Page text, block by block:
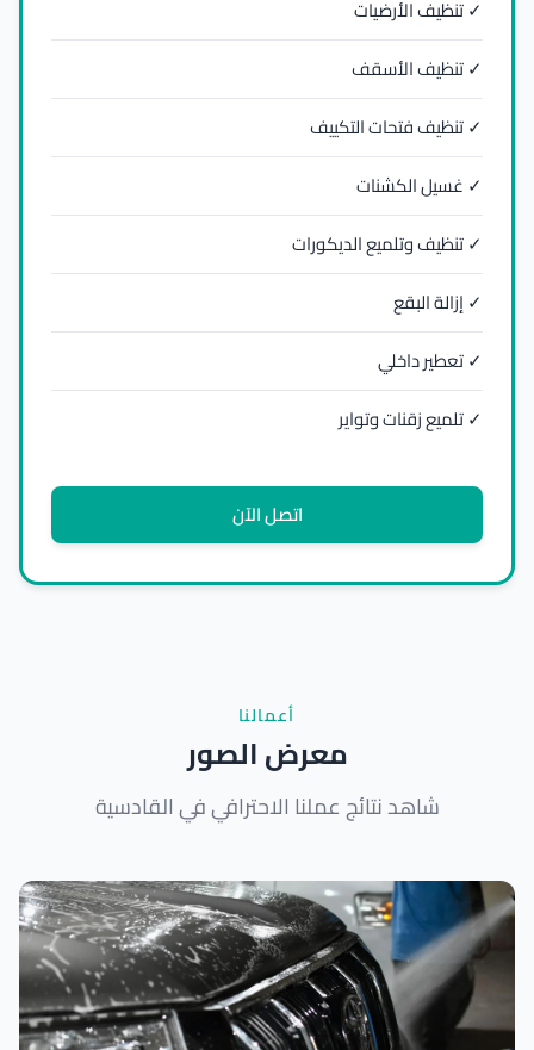
✓ تنظيف الأرضيات
✓ تنظيف الأسقف
✓ تنظيف فتحات التكييف
✓ غسيل الكشنات
✓ تنظيف وتلميع الديكورات
✓ إزالة البقع
✓ تعطير داخلي
✓ تلميع زقنات وتواير
اتصل الآن
أعمالنا
معرض الصور
شاهد نتائج عملنا الاحترافي في القادسية